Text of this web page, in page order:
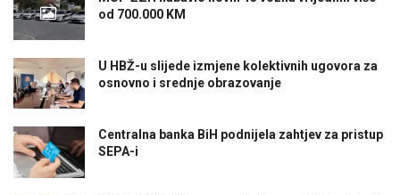
od 700.000 KM
U HBŽ-u slijede izmjene kolektivnih ugovora za
osnovno i srednje obrazovanje
Centralna banka BiH podnijela zahtjev za pristup
SEPA-i